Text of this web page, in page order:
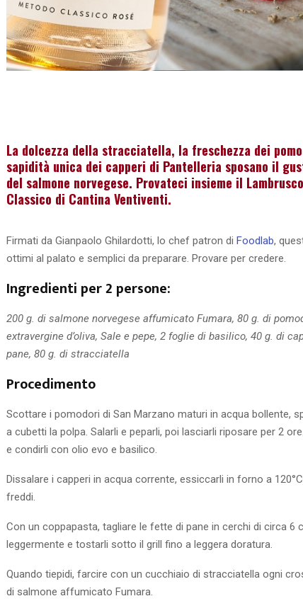
La dolcezza della stracciatella, la freschezza dei
sapidità unica dei capperi di Pantelleria sposano il
del salmone norvegese. Provateci insieme il
Classico di Cantina Ventiventi.
Firmati da Gianpaolo Ghilardotti, lo chef patron di Foodlab,
ottimi al palato e semplici da preparare. Provare per credere.
Ingredienti per 2 persone:
200 g. di salmone norvegese affumicato Fumara, 80 g. di
extravergine d’oliva, Sale e pepe, 2 foglie di basilico, 40 g. di
pane, 80 g. di stracciatella
Procedimento
Scottare i pomodori di San Marzano maturi in acqua bollente,
a cubetti la polpa. Salarli e peparli, poi lasciarli riposare per 2
e condirli con olio evo e basilico.
Dissalare i capperi in acqua corrente, essiccarli in forno a
freddi.
Con un coppapasta, tagliare le fette di pane in cerchi di circa 6
leggermente e tostarli sotto il grill fino a leggera doratura.
Quando tiepidi, farcire con un cucchiaio di stracciatella ogni
di salmone affumicato Fumara.